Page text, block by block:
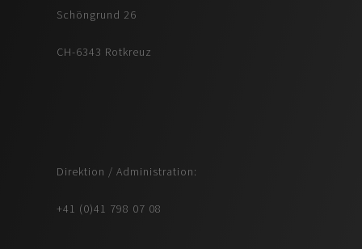
Schöngrund 26
CH-6343 Rotkreuz
Direktion / Administration:
+41 (0)41 798 07 08